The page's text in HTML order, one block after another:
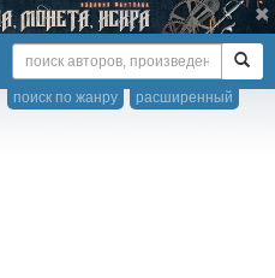
расширенный
поиск по жанру